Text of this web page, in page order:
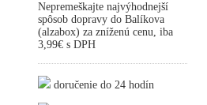
Nepremeškajte najvýhodnejší
spôsob dopravy do Balíkova
(alzabox) za zníženú cenu, iba
3,99€ s DPH
doručenie do 24 hodín